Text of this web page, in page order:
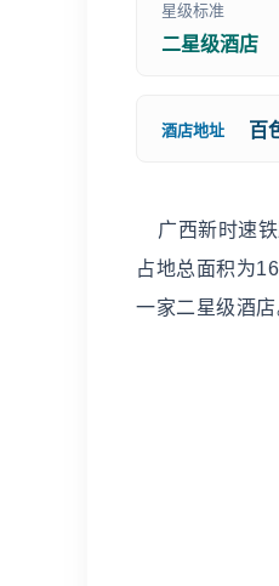
星级标准
二星级酒店
酒店地址 百
广西新时速铁
占地总面积为
一家二星级酒店